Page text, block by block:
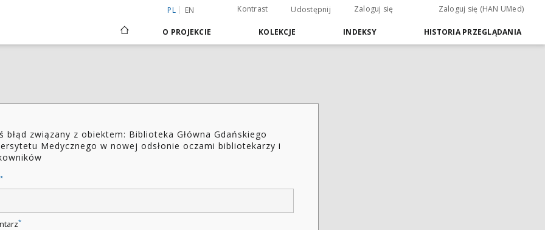
PL EN Kontrast Udostępnij Zaloguj się Zaloguj się (HAN UMed)
O PROJEKCIE KOLEKCJE INDEKSY HISTORIA PRZEGLĄDANIA
błąd związany z obiektem: Biblioteka Główna Gdańskiego
Medycznego w nowej odsłonie oczami bibliotekarzy i
*
*